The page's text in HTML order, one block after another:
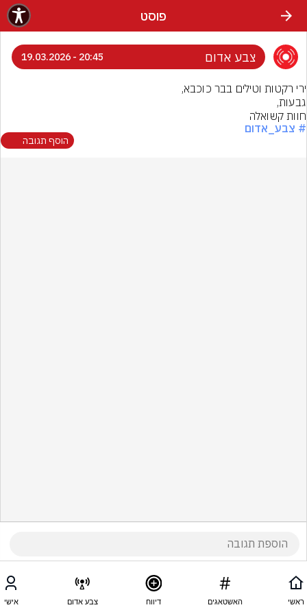
פוסט
צבע אדום 20:45 - 19.03.2026
חוות קשואלה
# צבע_אדום
הוסף תגובה
ראשי האשטאגים דיווח צבע אדום אישי